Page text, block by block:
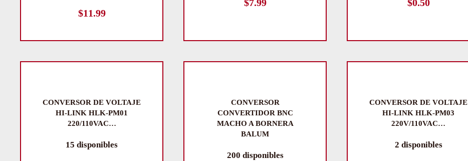
$11.99
$7.99 $0.50
CONVERSOR DE VOLTAJE
HI-LINK HLK-PM01
220/110VAC…
15 disponibles
CONVERSOR
CONVERTIDOR BNC
MACHO A BORNERA
BALUM
200 disponibles
CONVERSOR DE VOLTAJE
HI-LINK HLK-PM03
220V/110VAC…
2 disponibles